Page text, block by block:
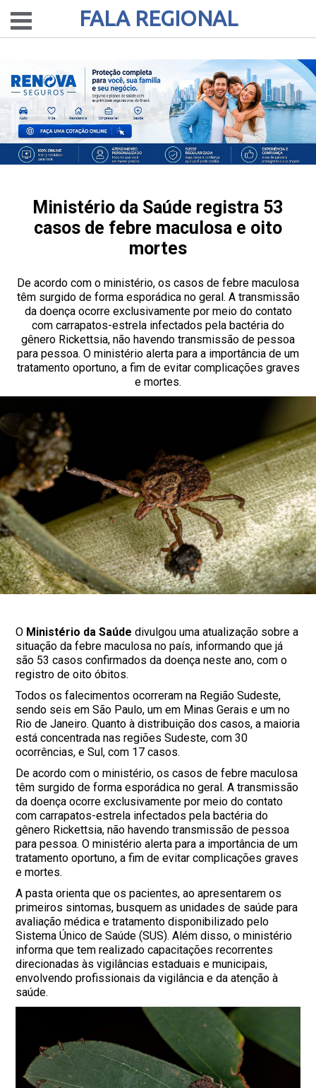
FALA REGIONAL
Ministério da Saúde registra 53
casos de febre maculosa e oito
mortes
De acordo com o ministério, os casos de febre maculosa
têm surgido de forma esporádica no geral. A transmissão
da doença ocorre exclusivamente por meio do contato
com carrapatos-estrela infectados pela bactéria do
gênero Rickettsia, não havendo transmissão de pessoa
para pessoa. O ministério alerta para a importância de um
tratamento oportuno, a fim de evitar complicações graves
e mortes.
O Ministério da Saúde divulgou uma atualização sobre a
situação da febre maculosa no país, informando que já
são 53 casos confirmados da doença neste ano, com o
registro de oito óbitos.
Todos os falecimentos ocorreram na Região Sudeste,
sendo seis em São Paulo, um em Minas Gerais e um no
Rio de Janeiro. Quanto à distribuição dos casos, a maioria
está concentrada nas regiões Sudeste, com 30
ocorrências, e Sul, com 17 casos.
De acordo com o ministério, os casos de febre maculosa
têm surgido de forma esporádica no geral. A transmissão
da doença ocorre exclusivamente por meio do contato
com carrapatos-estrela infectados pela bactéria do
gênero Rickettsia, não havendo transmissão de pessoa
para pessoa. O ministério alerta para a importância de um
tratamento oportuno, a fim de evitar complicações graves
e mortes.
A pasta orienta que os pacientes, ao apresentarem os
primeiros sintomas, busquem as unidades de saúde para
avaliação médica e tratamento disponibilizado pelo
Sistema Único de Saúde (SUS). Além disso, o ministério
informa que tem realizado capacitações recorrentes
direcionadas às vigilâncias estaduais e municipais,
envolvendo profissionais da vigilância e da atenção à
saúde.